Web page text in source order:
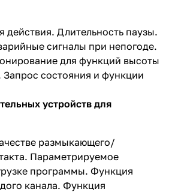
Длительность паузы.
сигналы при непогоде.
для функций высоты
состояния и функции
устройств для
размыкающего/
Параметрируемое
программы. Функция
канала. Функция